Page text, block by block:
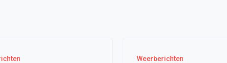
Weerberichten